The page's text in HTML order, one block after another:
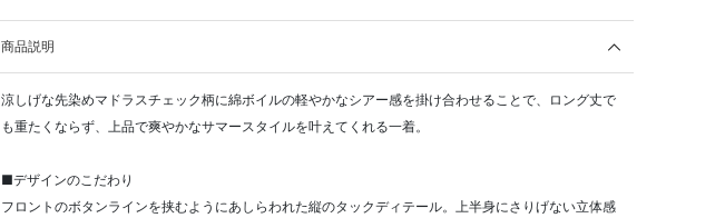
商品説明
涼しげな先染めマドラスチェック柄に綿ボイルの軽やかなシアー感を掛け合わせることで、ロング丈で
も重たくならず、上品で爽やかなサマースタイルを叶えてくれる一着。
■デザインのこだわり
フロントのボタンラインを挟むようにあしらわれた縦のタックディテール。上半身にさりげない立体感